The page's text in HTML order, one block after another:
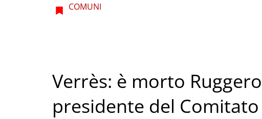
COMUNI
Verrès: è morto
presidente del